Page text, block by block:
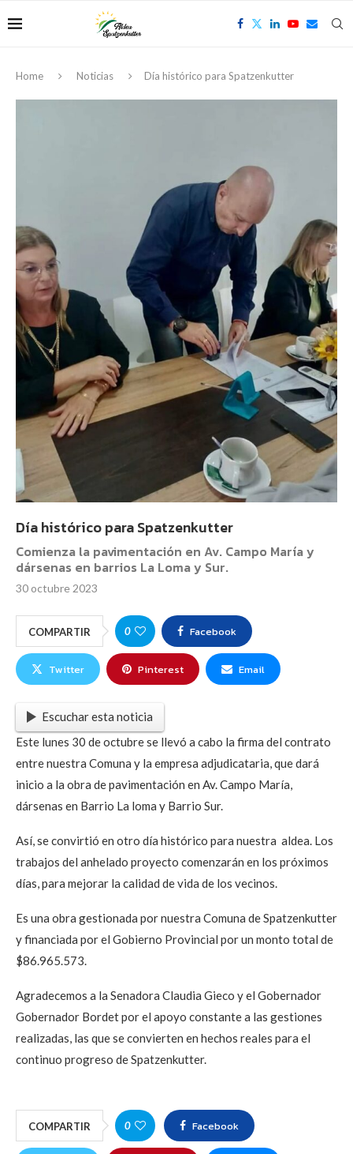
Home Noticias Día histórico para Spatzenkutter
Día histórico para Spatzenkutter
Comienza la pavimentación en Av. Campo María y
dársenas en barrios La Loma y Sur.
30 octubre 2023
COMPARTIR 0 Facebook
Twitter Pinterest Email
Escuchar esta noticia
Este lunes 30 de octubre se llevó a cabo la firma del contrato
entre nuestra Comuna y la empresa adjudicataria, que dará
inicio a la obra de pavimentación en Av. Campo María,
dársenas en Barrio La loma y Barrio Sur.
Así, se convirtió en otro día histórico para nuestra aldea. Los
trabajos del anhelado proyecto comenzarán en los próximos
días, para mejorar la calidad de vida de los vecinos.
Es una obra gestionada por nuestra Comuna de Spatzenkutter
y financiada por el Gobierno Provincial por un monto total de
$86.965.573.
Agradecemos a la Senadora Claudia Gieco y el Gobernador
Gobernador Bordet por el apoyo constante a las gestiones
realizadas, las que se convierten en hechos reales para el
continuo progreso de Spatzenkutter.
COMPARTIR 0 Facebook